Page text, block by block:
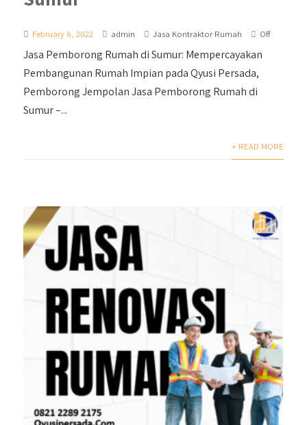
February 6, 2022 admin Jasa Kontraktor Rumah Off
Jasa Pemborong Rumah di Sumur: Mempercayakan
Pembangunan Rumah Impian pada Qyusi Persada,
Pemborong Jempolan Jasa Pemborong Rumah di
Sumur –...
+ READ MORE